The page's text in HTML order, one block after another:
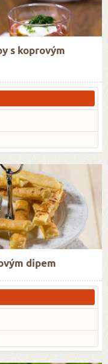
s koprovým
dipem